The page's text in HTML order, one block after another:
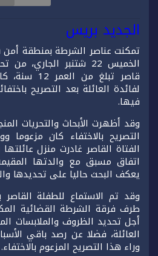
الجديد بريس
تمكنت عناصر الشرطة بمنطقة أمن
الخميس 22 شتنبر
قاصر تبلغ
لفائدة العائلة بعد التصريح
فيها.
وقد أظهرت الأبحاث والتحريات
التصريح بالاختفاء كان مزعوما
الفتاة القاصر غادرت منزل
اتفاق مسبق مع والدتها
يعكف البحث حاليا على تحديدها
وقد تم الاستماع للطفلة
طرف فرقة الشرطة القضائية
أجل تحديد الظروف والملابسات
العائلة، فضلا عن رصد باقي
وراء هذا التصريح المزعوم بالاختفاء.